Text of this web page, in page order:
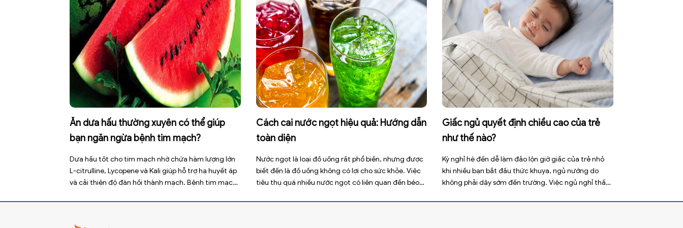
Ăn dưa hấu thường xuyên có thể giúp
bạn ngăn ngừa bệnh tim mạch?
Dưa hấu tốt cho tim mạch nhờ chứa hàm lượng lớn
L-citrulline, Lycopene và Kali giúp hỗ trợ hạ huyết áp
và cải thiện độ đàn hồi thành mạch. Bệnh tim mạch
Cách cai nước ngọt hiệu quả: Hướng dẫn
toàn diện
Nước ngọt là loại đồ uống rất phổ biến, nhưng được
biết đến là đồ uống không có lợi cho sức khỏe. Việc
tiêu thụ quá nhiều nước ngọt có liên quan đến béo
Giấc ngủ quyết định chiều cao của trẻ
như thế nào?
Kỳ nghỉ hè đến dễ làm đảo lộn giờ giấc của trẻ nhỏ
khi nhiều bạn bắt đầu thức khuya, ngủ nướng do
không phải dậy sớm đến trường. Việc ngủ nghỉ thất